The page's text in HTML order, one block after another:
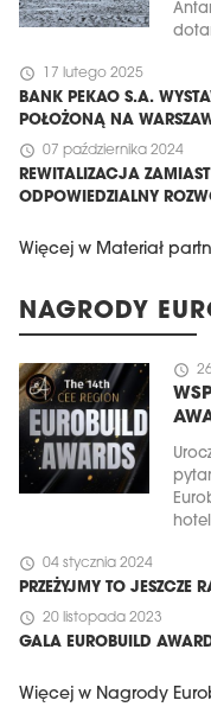
schedule 17 lutego 2025
BANK PEKAO S.A.
POŁOŻONĄ NA
schedule 07 października 2024
REWITALIZACJA
ODPOWIEDZIALNY
Więcej w Materiał
NAGRODY
schedule
schedule 04 stycznia 2024
PRZEŻYJMY TO JESZCZE
schedule 20 listopada 2023
GALA EUROBUILD
Więcej w Nagrody